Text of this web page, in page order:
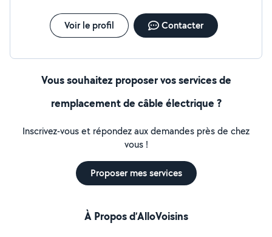
Voir le profil Contacter
Vous souhaitez proposer vos services de
remplacement de câble électrique ?
Inscrivez-vous et répondez aux demandes près de chez
vous !
Proposer mes services
À Propos d’AlloVoisins